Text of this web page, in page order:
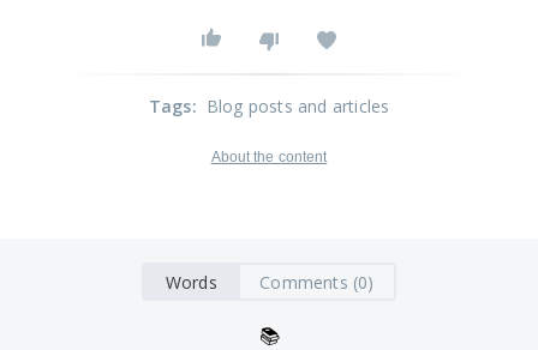
Tags: Blog posts and articles
About the content
Words Comments (0)
📚